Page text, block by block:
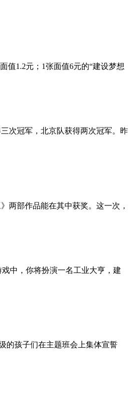
值1.2元；1张面值6元的“建设梦想
次冠军，北京队获得两次冠军。昨
两部作品能在其中获奖。这一次，
中，你将扮演一名工业大亨，建
的孩子们在主题班会上集体宣誓